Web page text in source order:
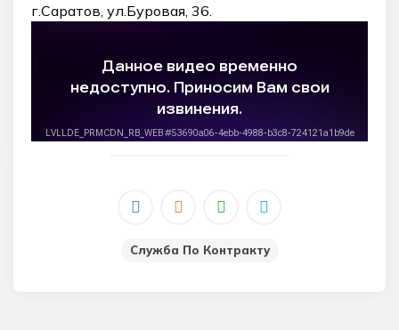
г.Саратов, ул.Буровая, 36.
Служба По Контракту